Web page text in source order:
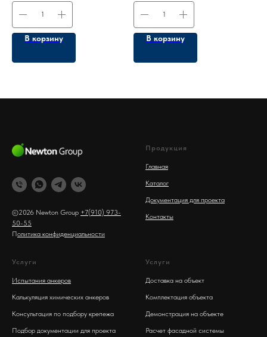
В корзину В корзину
©2026 Newton Group +7(910) 973-
50-55
Политика конфиденциальности
Продукция
Главная
Каталог
Документация для проекта
Контакты
Услуги
Испытания анкеров
Калькуляция химических анкеров
Консультация по подбору крепежа
Подбор документации для проекта
Услуги
Доставка на объект
Комплектация объекта
Демонстрация на объекте
Расчет фасадной системы